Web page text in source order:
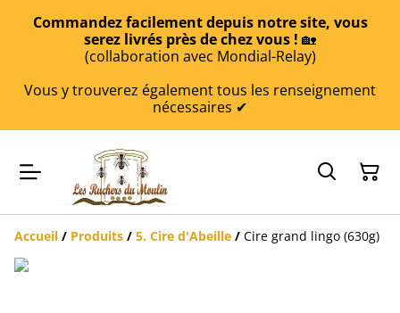
Commandez facilement depuis notre site, vous
serez livrés près de chez vous ! 🏡
(collaboration avec Mondial-Relay)
Vous y trouverez également tous les renseignement
nécessaires ✔
Accueil / Produits / 5. Cire d'Abeille / Cire grand lingo (630g)